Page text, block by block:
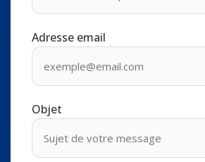
Adresse email
Objet